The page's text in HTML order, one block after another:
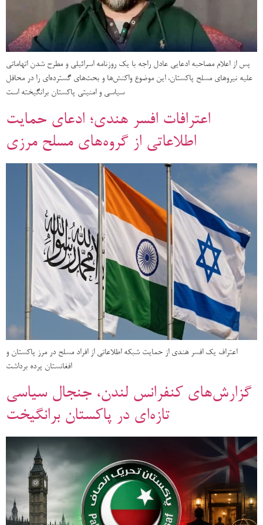
پس از اعلام مصاحبه ادعایی عادل راجه با یک روزنامه اسرائیلی و مطرح شدن اتهاماتی
علیه نیروهای مسلح پاکستان، این موضوع واکنش‌ها و بحث‌های گسترده‌ای را در محافل
سیاسی و امنیتی پاکستان برانگیخته است
اعترافات افسر هندی؛ ادعای حمایت
اطلاعاتی از گروه‌های مسلح مرزی
اعتراف یک افسر هندی از حمایت شبکه اطلاعاتی از افراد مسلح در مرز پاکستان و
افغانستان پرده برداشت
گزارش‌های کنفرانس لندن، جنجال سیاسی
تازه‌ای در پاکستان برانگیخت